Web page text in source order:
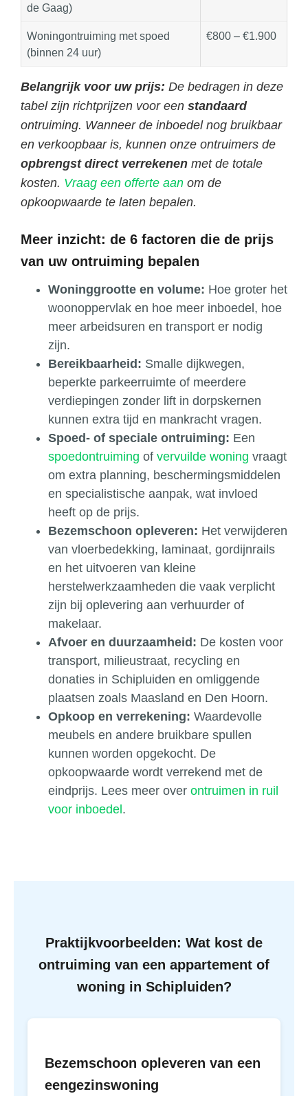
de Gaag)
Woningontruiming met spoed
(binnen 24 uur)
€800 – €1.900
Belangrijk voor uw prijs: De bedragen in deze
tabel zijn richtprijzen voor een standaard
ontruiming. Wanneer de inboedel nog bruikbaar
en verkoopbaar is, kunnen onze ontruimers de
opbrengst direct verrekenen met de totale
kosten. Vraag een offerte aan om de
opkoopwaarde te laten bepalen.
Meer inzicht: de 6 factoren die de prijs
van uw ontruiming bepalen
Woninggrootte en volume: Hoe groter het
woonoppervlak en hoe meer inboedel, hoe
meer arbeidsuren en transport er nodig
zijn.
Bereikbaarheid: Smalle dijkwegen,
beperkte parkeerruimte of meerdere
verdiepingen zonder lift in dorpskernen
kunnen extra tijd en mankracht vragen.
Spoed- of speciale ontruiming: Een
spoedontruiming of vervuilde woning vraagt
om extra planning, beschermingsmiddelen
en specialistische aanpak, wat invloed
heeft op de prijs.
Bezemschoon opleveren: Het verwijderen
van vloerbedekking, laminaat, gordijnrails
en het uitvoeren van kleine
herstelwerkzaamheden die vaak verplicht
zijn bij oplevering aan verhuurder of
makelaar.
Afvoer en duurzaamheid: De kosten voor
transport, milieustraat, recycling en
donaties in Schipluiden en omliggende
plaatsen zoals Maasland en Den Hoorn.
Opkoop en verrekening: Waardevolle
meubels en andere bruikbare spullen
kunnen worden opgekocht. De
opkoopwaarde wordt verrekend met de
eindprijs. Lees meer over ontruimen in ruil
voor inboedel.
Praktijkvoorbeelden: Wat kost de
ontruiming van een appartement of
woning in Schipluiden?
Bezemschoon opleveren van een
eengezinswoning